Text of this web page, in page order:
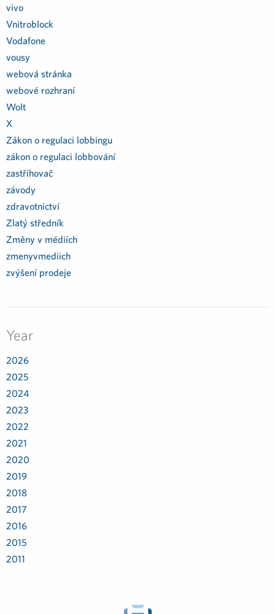
vivo
Vnitroblock
Vodafone
vousy
webová stránka
webové rozhraní
Wolt
X
Zákon o regulaci lobbingu
zákon o regulaci lobbování
zastřihovač
závody
zdravotnictví
Zlatý středník
Změny v médiích
zmenyvmediich
zvýšení prodeje
Year
2026
2025
2024
2023
2022
2021
2020
2019
2018
2017
2016
2015
2011